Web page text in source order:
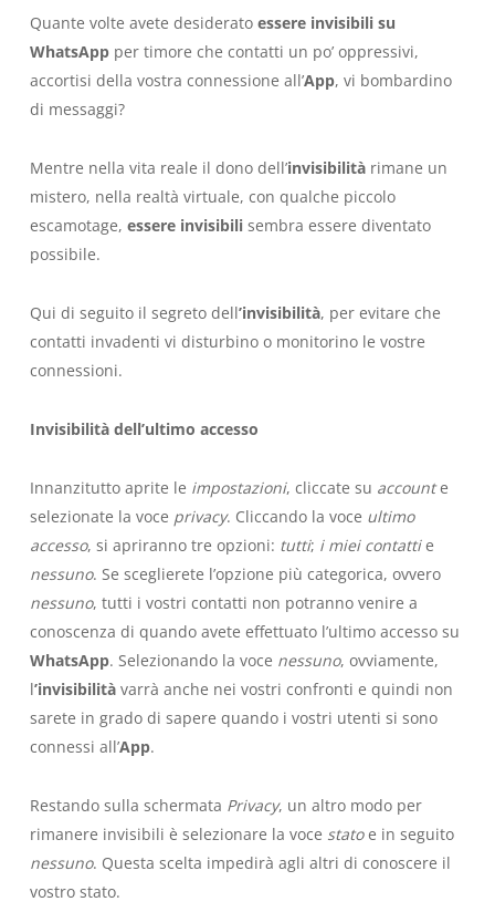
Quante volte avete desiderato essere invisibili su
WhatsAppper timore che contatti un po’ oppressivi,
accortisi della vostra connessione all’App, vi bombardino
di messaggi?
Mentre nella vita reale il dono dell’invisibilitàrimane un
mistero, nella realtà virtuale, con qualche piccolo
escamotage, essere invisibilisembra essere diventato
possibile.
Qui di seguito il segreto dell’invisibilità, per evitare che
contatti invadenti vi disturbino o monitorino le vostre
connessioni.
Invisibilità dell’ultimo accesso
Innanzitutto aprite le impostazioni, cliccate su accounte
selezionate la voce privacy. Cliccando la voce ultimo
accesso, si apriranno tre opzioni: tutti; i miei contattie
nessuno. Se sceglierete l’opzione più categorica, ovvero
nessuno, tutti i vostri contatti non potranno venire a
conoscenza di quando avete effettuato l’ultimo accesso su
WhatsApp. Selezionando la voce nessuno, ovviamente,
l’invisibilitàvarrà anche nei vostri confronti e quindi non
sarete in grado di sapere quando i vostri utenti si sono
connessi all’App.
Restando sulla schermata Privacy, un altro modo per
rimanere invisibili è selezionare la voce statoe in seguito
nessuno. Questa scelta impedirà agli altri di conoscere il
vostro stato.